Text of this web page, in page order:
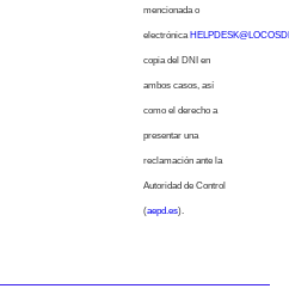
mencionada o
electrónica
copia del DNI en
ambos casos, así
como el derecho a
presentar una
reclamación ante la
Autoridad de Control
(aepd.es).